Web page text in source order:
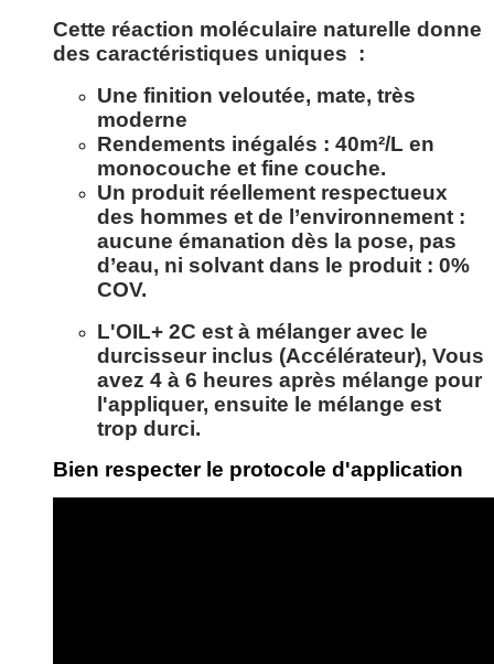
Cette réaction moléculaire naturelle donne
des caractéristiques uniques :
Une finition veloutée, mate, très
moderne
Rendements inégalés : 40m²/L en
monocouche et fine couche.
Un produit réellement respectueux
des hommes et de l’environnement :
aucune émanation dès la pose, pas
d’eau, ni solvant dans le produit : 0%
COV.
L'OIL+ 2C est à mélanger avec le
durcisseur inclus (Accélérateur), Vous
avez 4 à 6 heures après mélange pour
l'appliquer, ensuite le mélange est
trop durci.
Bien respecter le protocole d'application